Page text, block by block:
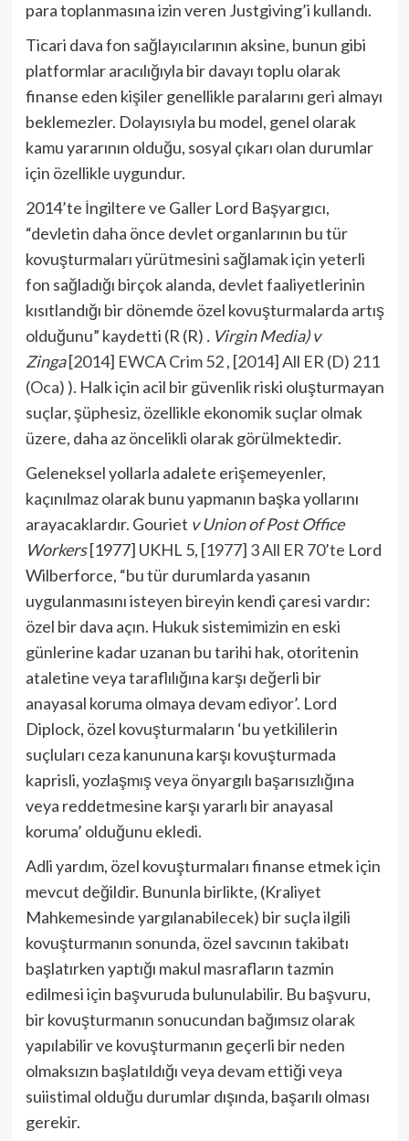
para toplanmasına izin veren Justgiving’i kullandı.
Ticari dava fon sağlayıcılarının aksine, bunun gibi
platformlar aracılığıyla bir davayı toplu olarak
finanse eden kişiler genellikle paralarını geri almayı
beklemezler. Dolayısıyla bu model, genel olarak
kamu yararının olduğu, sosyal çıkarı olan durumlar
için özellikle uygundur.
2014’te İngiltere ve Galler Lord Başyargıcı,
“devletin daha önce devlet organlarının bu tür
kovuşturmaları yürütmesini sağlamak için yeterli
fon sağladığı birçok alanda, devlet faaliyetlerinin
kısıtlandığı bir dönemde özel kovuşturmalarda artış
olduğunu” kaydetti (R (R) . Virgin Media) v
Zinga[2014] EWCA Crim 52, [2014] All ER (D) 211
(Oca) ). Halk için acil bir güvenlik riski oluşturmayan
suçlar, şüphesiz, özellikle ekonomik suçlar olmak
üzere, daha az öncelikli olarak görülmektedir.
Geleneksel yollarla adalete erişemeyenler,
kaçınılmaz olarak bunu yapmanın başka yollarını
arayacaklardır. Gouriet v Union of Post Office
Workers[1977] UKHL 5, [1977] 3 All ER 70’te Lord
Wilberforce, “bu tür durumlarda yasanın
uygulanmasını isteyen bireyin kendi çaresi vardır:
özel bir dava açın. Hukuk sistemimizin en eski
günlerine kadar uzanan bu tarihi hak, otoritenin
ataletine veya taraflılığına karşı değerli bir
anayasal koruma olmaya devam ediyor’. Lord
Diplock, özel kovuşturmaların ‘bu yetkililerin
suçluları ceza kanununa karşı kovuşturmada
kaprisli, yozlaşmış veya önyargılı başarısızlığına
veya reddetmesine karşı yararlı bir anayasal
koruma’ olduğunu ekledi.
Adli yardım, özel kovuşturmaları finanse etmek için
mevcut değildir. Bununla birlikte, (Kraliyet
Mahkemesinde yargılanabilecek) bir suçla ilgili
kovuşturmanın sonunda, özel savcının takibatı
başlatırken yaptığı makul masrafların tazmin
edilmesi için başvuruda bulunulabilir. Bu başvuru,
bir kovuşturmanın sonucundan bağımsız olarak
yapılabilir ve kovuşturmanın geçerli bir neden
olmaksızın başlatıldığı veya devam ettiği veya
suiistimal olduğu durumlar dışında, başarılı olması
gerekir.